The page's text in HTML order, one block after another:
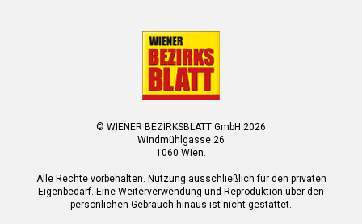
© WIENER BEZIRKSBLATT GmbH 2026
Windmühlgasse 26
1060 Wien.
Alle Rechte vorbehalten. Nutzung ausschließlich für den privaten
Eigenbedarf. Eine Weiterverwendung und Reproduktion über den
persönlichen Gebrauch hinaus ist nicht gestattet.